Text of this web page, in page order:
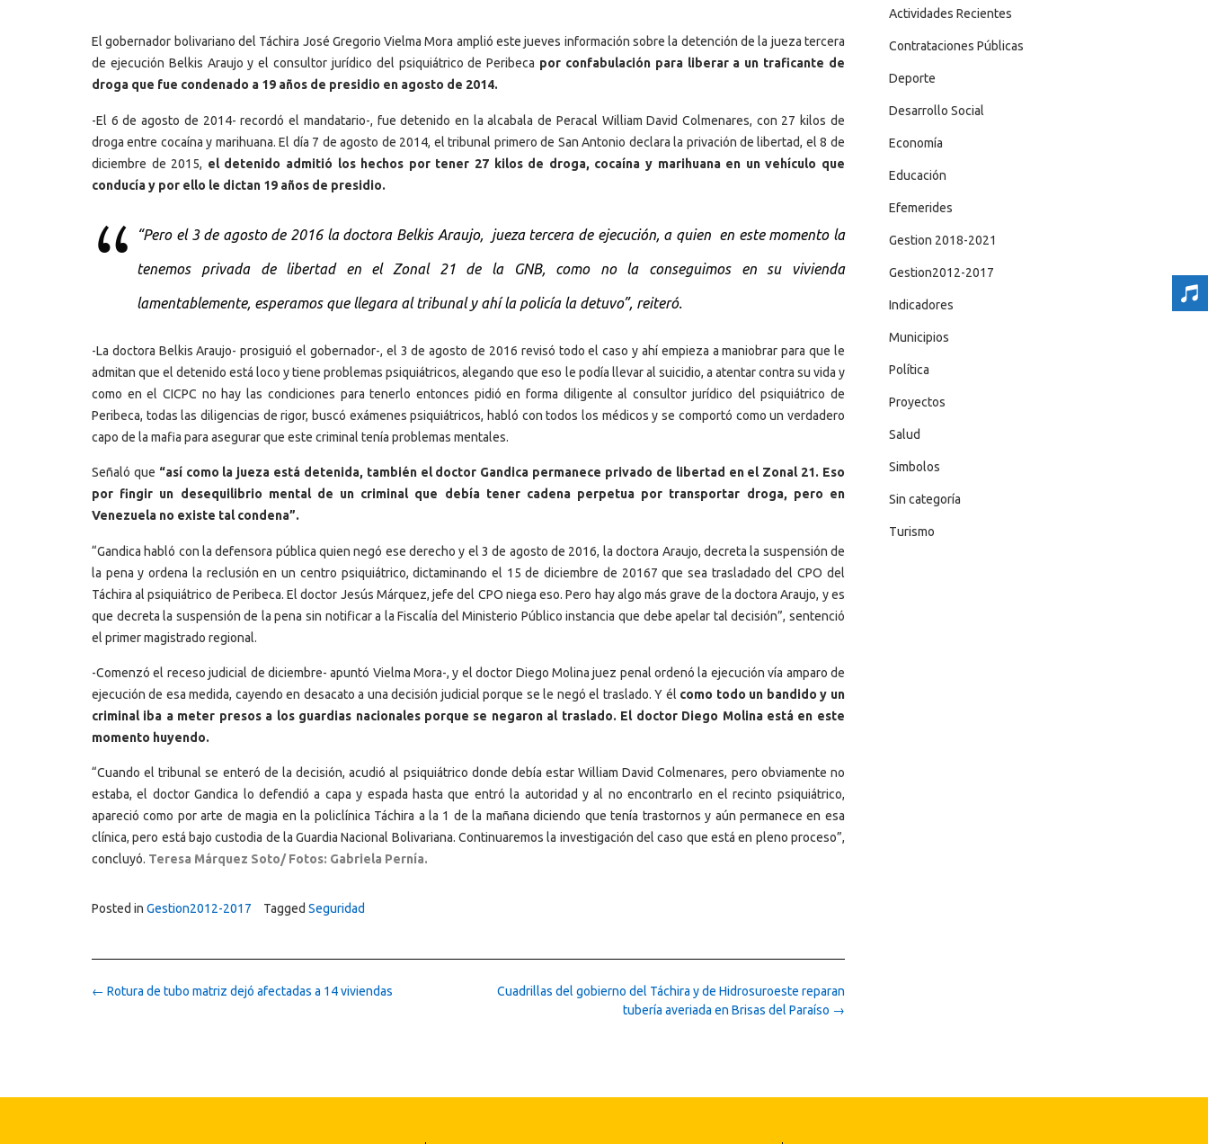
El gobernador bolivariano del Táchira José Gregorio Vielma Mora amplió este jueves información sobre la detención de la jueza tercera
de ejecución Belkis Araujo y el consultor jurídico del psiquiátrico de Peribeca por confabulación para liberar a un traficante de
droga que fue condenado a 19 años de presidio en agosto de 2014.
-El 6 de agosto de 2014- recordó el mandatario-, fue detenido en la alcabala de Peracal William David Colmenares, con 27 kilos de
droga entre cocaína y marihuana. El día 7 de agosto de 2014, el tribunal primero de San Antonio declara la privación de libertad, el 8 de
diciembre de 2015, el detenido admitió los hechos por tener 27 kilos de droga, cocaína y marihuana en un vehículo que
conducía y por ello le dictan 19 años de presidio.
“Pero el 3 de agosto de 2016 la doctora Belkis Araujo, jueza tercera de ejecución, a quien en este momento la
tenemos privada de libertad en el Zonal 21 de la GNB, como no la conseguimos en su vivienda
lamentablemente, esperamos que llegara al tribunal y ahí la policía la detuvo”, reiteró.
-La doctora Belkis Araujo- prosiguió el gobernador-, el 3 de agosto de 2016 revisó todo el caso y ahí empieza a maniobrar para que le
admitan que el detenido está loco y tiene problemas psiquiátricos, alegando que eso le podía llevar al suicidio, a atentar contra su vida y
como en el CICPC no hay las condiciones para tenerlo entonces pidió en forma diligente al consultor jurídico del psiquiátrico de
Peribeca, todas las diligencias de rigor, buscó exámenes psiquiátricos, habló con todos los médicos y se comportó como un verdadero
capo de la mafia para asegurar que este criminal tenía problemas mentales.
Señaló que “así como la jueza está detenida, también el doctor Gandica permanece privado de libertad en el Zonal 21. Eso
por fingir un desequilibrio mental de un criminal que debía tener cadena perpetua por transportar droga, pero en
Venezuela no existe tal condena”.
“Gandica habló con la defensora pública quien negó ese derecho y el 3 de agosto de 2016, la doctora Araujo, decreta la suspensión de
la pena y ordena la reclusión en un centro psiquiátrico, dictaminando el 15 de diciembre de 20167 que sea trasladado del CPO del
Táchira al psiquiátrico de Peribeca. El doctor Jesús Márquez, jefe del CPO niega eso. Pero hay algo más grave de la doctora Araujo, y es
que decreta la suspensión de la pena sin notificar a la Fiscalía del Ministerio Público instancia que debe apelar tal decisión”, sentenció
el primer magistrado regional.
-Comenzó el receso judicial de diciembre- apuntó Vielma Mora-, y el doctor Diego Molina juez penal ordenó la ejecución vía amparo de
ejecución de esa medida, cayendo en desacato a una decisión judicial porque se le negó el traslado. Y él como todo un bandido y un
criminal iba a meter presos a los guardias nacionales porque se negaron al traslado. El doctor Diego Molina está en este
momento huyendo.
“Cuando el tribunal se enteró de la decisión, acudió al psiquiátrico donde debía estar William David Colmenares, pero obviamente no
estaba, el doctor Gandica lo defendió a capa y espada hasta que entró la autoridad y al no encontrarlo en el recinto psiquiátrico,
apareció como por arte de magia en la policlínica Táchira a la 1 de la mañana diciendo que tenía trastornos y aún permanece en esa
clínica, pero está bajo custodia de la Guardia Nacional Bolivariana. Continuaremos la investigación del caso que está en pleno proceso”,
concluyó. Teresa Márquez Soto/ Fotos: Gabriela Pernía.
Posted in Gestion2012-2017 Tagged Seguridad
Post
Cuadrillas del gobierno del Táchira y de Hidrosuroeste reparan
tubería averiada en Brisas del Paraíso →
← Rotura de tubo matriz dejó afectadas a 14 viviendas
Actividades Recientes
Contrataciones Públicas
Deporte
Desarrollo Social
Economía
Educación
Efemerides
Gestion 2018-2021
Gestion2012-2017
Indicadores
Municipios
Política
Proyectos
Salud
Simbolos
Sin categoría
Turismo